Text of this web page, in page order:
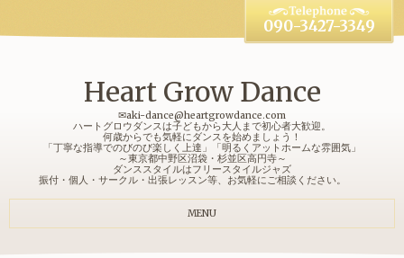
Heart Grow Dance
✉aki-dance@heartgrowdance.com
ハートグロウダンスは子どもから大人まで初心者大歓迎。
何歳からでも気軽にダンスを始めましょう！
「丁寧な指導でのびのび楽しく上達」「明るくアットホームな雰囲気」
～東京都中野区沼袋・杉並区高円寺～
ダンススタイルはフリースタイルジャズ
振付・個人・サークル・出張レッスン等、お気軽にご相談ください。
090-3427-3349
MENU